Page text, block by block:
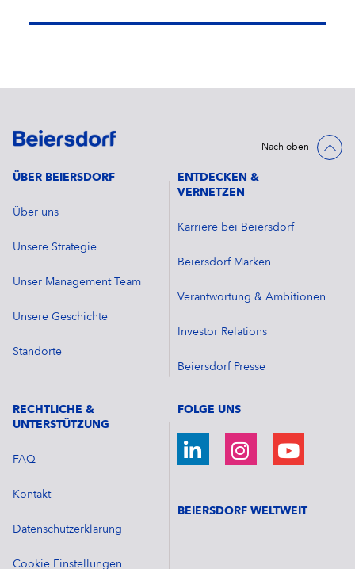
Nach oben
ÜBER BEIERSDORF
Über uns
Unsere Strategie
Unser Management Team
Unsere Geschichte
Standorte
ENTDECKEN &
VERNETZEN
Karriere bei Beiersdorf
Beiersdorf Marken
Verantwortung & Ambitionen
Investor Relations
Beiersdorf Presse
RECHTLICHE &
UNTERSTÜTZUNG
FAQ
Kontakt
Datenschutzerklärung
Cookie Einstellungen
FOLGE UNS
BEIERSDORF WELTWEIT